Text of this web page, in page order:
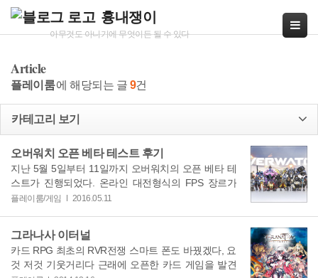
로
로
흉내쟁이
아무것도 아니기에 무엇이든 될 수 있다
Article
플레이룸에 해당되는 글 9건
카테고리 보기
오버워치 오픈 베타 테스트 후기
지난 5월 5일부터 11일까지 오버워치의 오픈 베타 테
스트가 진행되었다. 온라인 대전형식의 FPS 장르가
호불호가 갈리는 편이라
플레이룸/게임 2016.05.11
그라나사 이터널
카드 RPG 최초의 RVR전쟁 스마트 폰도 바꿨겠다, 요
것 저것 기웃거리다 근래에 오픈한 카드 게임을 발견